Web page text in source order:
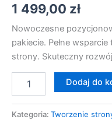
1 499,00 zł
Nowoczesne
pakiecie. Pełne
strony. Skuteczny
Dodaj do
Kategoria: Tworzenie